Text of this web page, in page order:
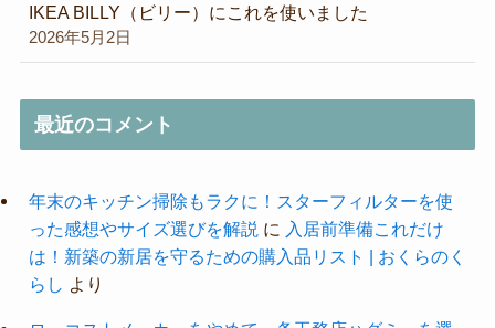
IKEA BILLY（ビリー）にこれを使いました
2026年5月2日
最近のコメント
年末のキッチン掃除もラクに！スターフィルターを使
った感想やサイズ選びを解説 に 入居前準備これだけ
は！新築の新居を守るための購入品リスト | おくらのく
らし より